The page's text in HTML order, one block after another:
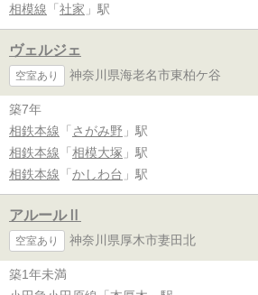
相模線 「 社家 」駅
ヴェルジェ
空室あり 神奈川県海老名市東柏ケ谷
築7年
相鉄本線 「 さがみ野 」駅
相鉄本線 「 相模大塚 」駅
相鉄本線 「 かしわ台 」駅
アルールⅡ
空室あり 神奈川県厚木市妻田北
築1年未満